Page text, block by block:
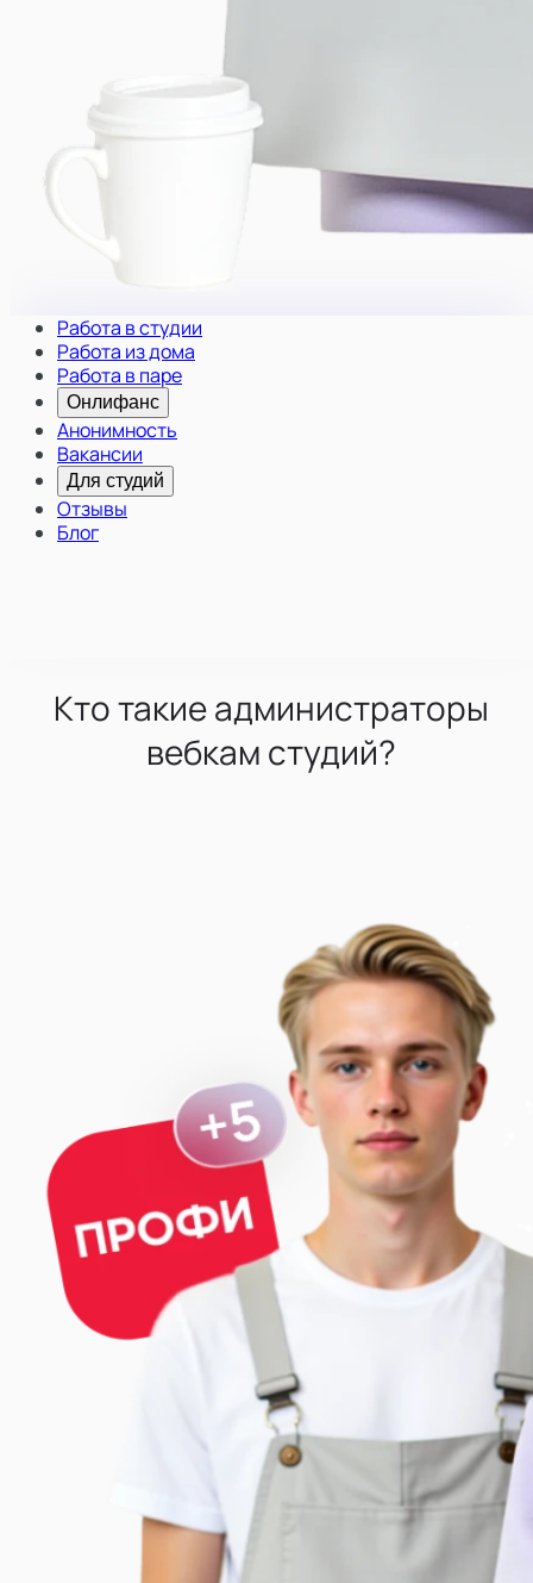
Работа в студии
Работа из дома
Работа в паре
Онлифанс
Анонимность
Вакансии
Для студий
Отзывы
Блог
Кто такие администраторы
вебкам студий?